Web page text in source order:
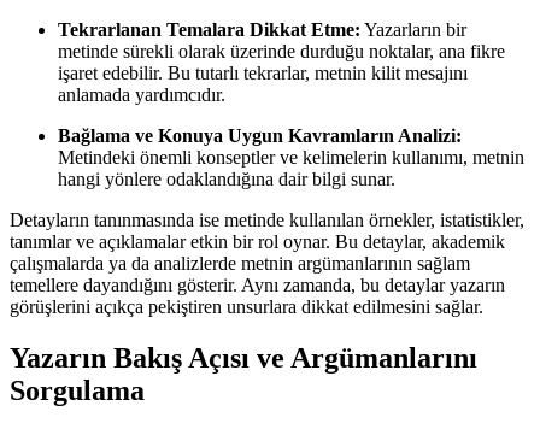
Tekrarlanan Temalara Dikkat Etme: Yazarların bir
metinde sürekli olarak üzerinde durduğu noktalar, ana fikre
işaret edebilir. Bu tutarlı tekrarlar, metnin kilit mesajını
anlamada yardımcıdır.
Bağlama ve Konuya Uygun Kavramların Analizi:
Metindeki önemli konseptler ve kelimelerin kullanımı, metnin
hangi yönlere odaklandığına dair bilgi sunar.
Detayların tanınmasında ise metinde kullanılan örnekler, istatistikler,
tanımlar ve açıklamalar etkin bir rol oynar. Bu detaylar, akademik
çalışmalarda ya da analizlerde metnin argümanlarının sağlam
temellere dayandığını gösterir. Aynı zamanda, bu detaylar yazarın
görüşlerini açıkça pekiştiren unsurlara dikkat edilmesini sağlar.
Yazarın Bakış Açısı ve Argümanlarını
Sorgulama